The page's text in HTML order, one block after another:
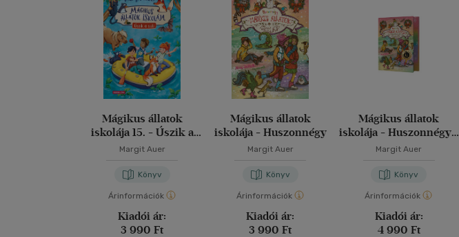
Mágikus állatok
iskolája 15. - Úszik a
suli!
Margit Auer
Könyv
Árinformációk
Kiadói ár:
3 990 Ft
Mágikus állatok
iskolája - Huszonnégy
Margit Auer
Könyv
Árinformációk
Kiadói ár:
3 990 Ft
Mágikus állatok
iskolája - Huszonnégy -
Libri Különleges Kiadás
Margit Auer
Könyv
Árinformációk
Kiadói ár:
4 990 Ft